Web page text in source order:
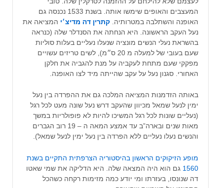
המעצבים והאופים שימשו אותה. בשנת 1533 נכנסה גם
האופנה והשתלבה במטרותיה. קתרין דה מדיצ׳י המציאה את
נעל העקב הראשונה. היא הנחתה את הסנדלר שלה (כנראה
בהשראת נעלי הנשים מונציה שנעלו נעליים בעלות סוליות
שעם בעובי של למעלה מ 20 ס״מ), לשים טריזים עשויים
מפקקי שעם מתחת לעקביה על מנת להגביה את חלקן
האחורי. סגנון נעל על עקב שהייתה מיד לצו האופנה.
באותה הזדמנות המציאה המלכה גם את ההפרדה בין נעל
ימין לנעל שמאל מכיוון שהעקב דרש נעל שונה מעט לכל רגל
(נעליים שונות לכל רגל המשיכו להיות לא פופולריות במשך
מאות שנים ובארה”ב עד אמצע המאה ה – 19 רוב הגברים
והנשים נעלו נעליים ללא הפרדה בין נעל ימין לנעל שמאל).
מופע הזיקוקים הראשון בהיסטוריה הצרפתית התקיים בשנת
1560 גם הוא היה המצאה שלה. היא הדליקה את שמי שאטו
דה שנונסו, בעזרתו ומי יודע כמה מזימות רקחה כשהכל